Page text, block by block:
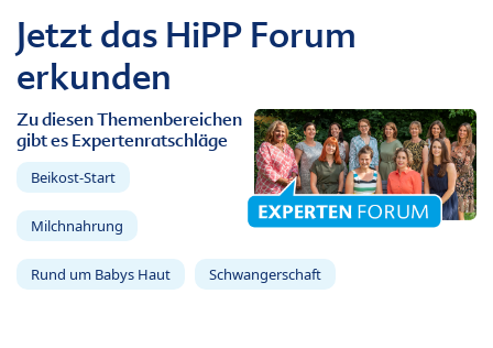
Jetzt das HiPP Forum
erkunden
Zu diesen Themenbereichen
gibt es Expertenratschläge
Beikost-Start
Milchnahrung
Rund um Babys Haut Schwangerschaft